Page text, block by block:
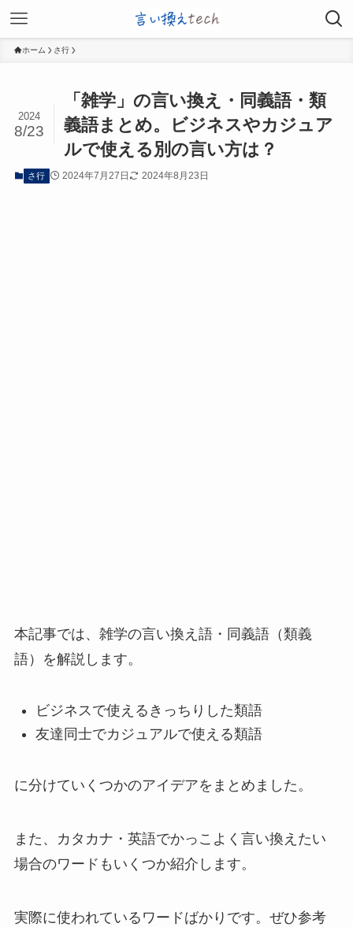
ホーム さ行
「雑学」の言い換え・同義語・類
義語まとめ。ビジネスやカジュア
ルで使える別の言い方は？
2024
8/23
さ行 2024年7月27日 2024年8月23日
本記事では、雑学の言い換え語・同義語（類義
語）を解説します。
ビジネスで使えるきっちりした類語
友達同士でカジュアルで使える類語
に分けていくつかのアイデアをまとめました。
また、カタカナ・英語でかっこよく言い換えたい
場合のワードもいくつか紹介します。
実際に使われているワードばかりです。ぜひ参考